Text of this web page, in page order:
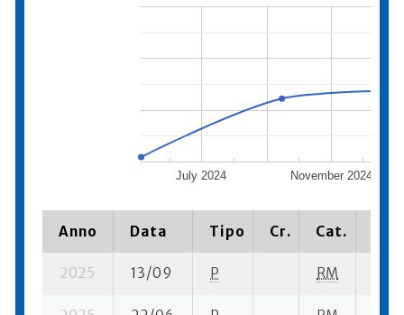
July 2024 November 2024
Anno Data Tipo Cr. Cat.
2025 13/09 P RM